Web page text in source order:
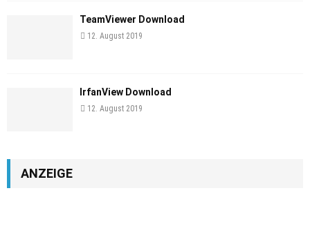
TeamViewer Download
12. August 2019
IrfanView Download
12. August 2019
ANZEIGE